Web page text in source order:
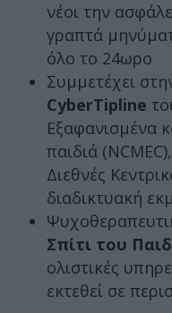
νέοι την
γραπτά
όλο το 24ωρο
Συμμετέχει
CyberTipline
Εξαφανισμένα
παιδιά
Διεθνές
διαδικτυακή
Σπίτι του
ολιστικές
εκτεθεί σε